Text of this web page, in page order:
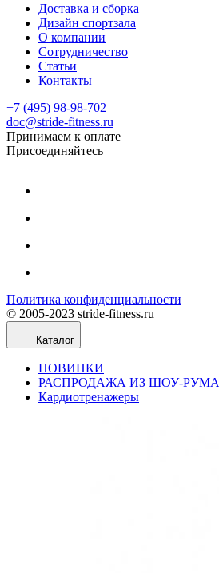
Доставка и сборка
Дизайн спортзала
О компании
Сотрудничество
Статьи
Контакты
+7 (495) 98-98-702
doc@stride-fitness.ru
Принимаем к оплате
Присоединяйтесь
Политика конфиденциальности
© 2005-2023 stride-fitness.ru
Каталог
НОВИНКИ
РАСПРОДАЖА ИЗ ШОУ-РУМА
Кардиотренажеры